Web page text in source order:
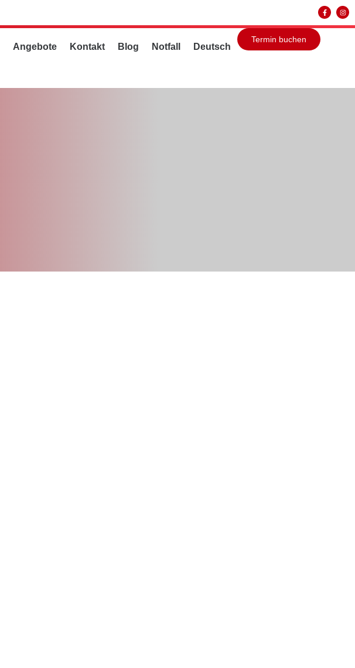
Angebote Kontakt Blog Notfall Deutsch
Termin buchen